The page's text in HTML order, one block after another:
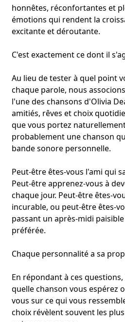
honnêtes, réconfortantes et
émotions qui rendent la
excitante et déroutante.
C'est exactement ce dont il
Au lieu de tester à quel point
chaque parole, nous
l'une des chansons d'Olivia
amitiés, rêves et choix
que vous portez
probablement une chanson
bande sonore personnelle.
Peut-être êtes-vous l'ami qui
Peut-être apprenez-vous à
chaque jour. Peut-être êtes-
incurable, ou peut-être êtes-
passant un après-midi
préférée.
Chaque personnalité a sa
En répondant à ces questions,
quelle chanson vous espérez
vous sur ce qui vous
choix révèlent souvent les